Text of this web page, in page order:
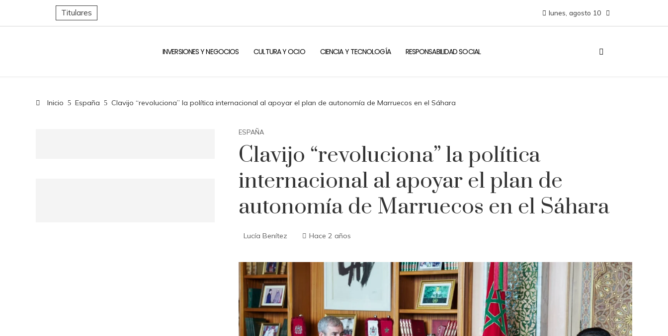
Titulares lunes, agosto 10
INVERSIONES Y NEGOCIOS CULTURA Y OCIO CIENCIA Y TECNOLOGÍA RESPONSABILIDAD SOCIAL
Inicio España Clavijo “revoluciona” la política internacional al apoyar el plan de autonomía de Marruecos en el Sáhara
ESPAÑA
Clavijo “revoluciona” la política
internacional al apoyar el plan de
autonomía de Marruecos en el Sáhara
Lucía Benítez Hace 2 años